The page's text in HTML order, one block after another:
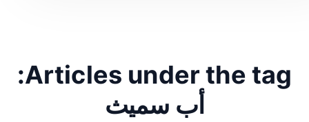
Articles under the tag:
أب سميث